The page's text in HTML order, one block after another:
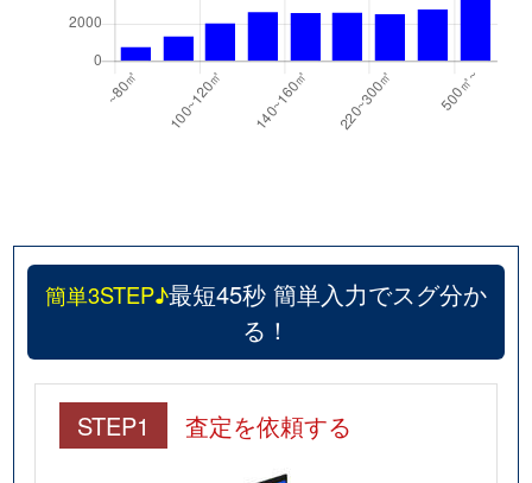
簡単3STEP♪最短45秒 簡単入力でスグ分か
る！
STEP1 査定を依頼する